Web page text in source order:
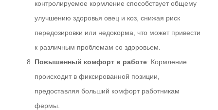
контролируемое кормление способствует общему
улучшению здоровья овец и коз, снижая риск
передозировки или недокорма, что может привести
к различным проблемам со здоровьем.
Повышенный комфорт в работе: Кормление
происходит в фиксированной позиции,
предоставляя больший комфорт работникам
фермы.